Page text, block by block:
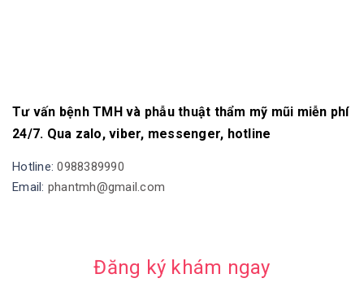
Tư vấn bệnh TMH và phẫu thuật thẩm mỹ mũi miễn phí
24/7. Qua zalo, viber, messenger, hotline
Hotline:0988389990
Email: phantmh@gmail.com
Đăng ký khám ngay